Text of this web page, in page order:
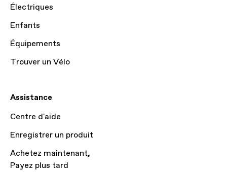
Électriques
Enfants
Équipements
Trouver un Vélo
Assistance
Centre d'aide
Enregistrer un produit
Achetez maintenant,
Payez plus tard